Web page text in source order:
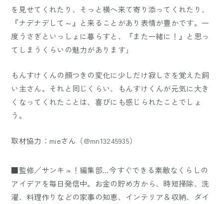
を見せてくれたり、そっと横へ来て寄り添ってくれたり、
『ナデナデして～』と来ることがあり表情が豊かです。一
度うさぎといっしょに暮らすと、『また一緒に！』と思っ
てしまうくらいの魅力があります」
もんすけくんの顔つきの変化に少しだけ寂しさを覚えた飼
い主さん。それと同じくらい、もんすけくんが元気に大き
くなってくれたことは、喜びにも感じられたことでしょ
う。
取材協力：mieさん（@mn13245935）
■監修／サンキュ！編集部…今すぐできる素敵なくらしの
アイデアを毎日発信中。お金の貯め方から、時短掃除、洗
濯、料理作りなどの家事の知恵、インテリア＆収納、ダイ